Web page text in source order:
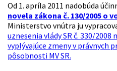
Od 1. apríla 2011 nadobúda
novela zákona č. 130/2005 o
Ministerstvo vnútra ju
uznesenia vlády SR č. 330/
vyplývajúce zmeny v právnych
pôsobnosti MV SR.